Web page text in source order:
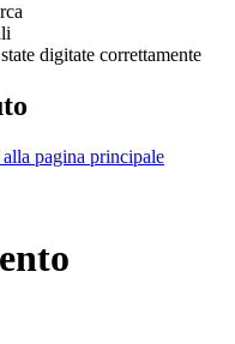
digitate correttamente
pagina principale